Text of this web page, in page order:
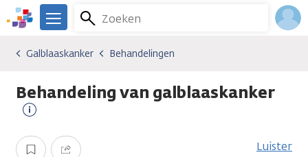
Overslaan
en
gaan
We
er
je.
Kanker.nl
Zoeken
Menu
Kankersoorten
Galblaaskanker
Behandelingen
Galblaaskanker Behandelingen
Behandeling van galblaaskanker
informatie
Opslaan Delen Luister